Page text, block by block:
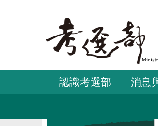
要
容
認識考選部 消息